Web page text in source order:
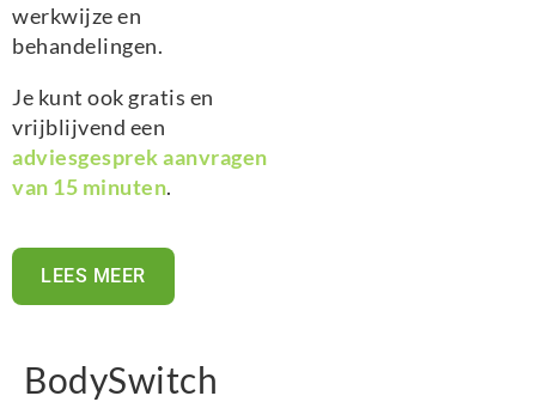
werkwijze en
behandelingen.
Je kunt ook gratis en
vrijblijvend een
adviesgesprek aanvragen
van 15 minuten.
LEES MEER
BodySwitch